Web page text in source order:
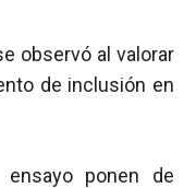
observó al valorar
de inclusión en
ponen de